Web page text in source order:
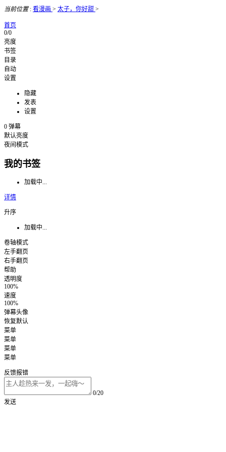
当前位置: 看漫画 > 太子，你好甜 >
首页
0/0
亮度
书签
目录
自动
设置
隐藏
发表
设置
0 弹幕
默认亮度
夜间模式
我的书签
加载中...
详情
升序
加载中...
卷轴模式
左手翻页
右手翻页
帮助
透明度
100%
速度
100%
弹幕头像
恢复默认
菜单
菜单
菜单
菜单
反馈报错
0/20
发送